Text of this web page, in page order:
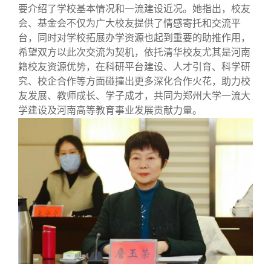
要介绍了学校基本情况和一流建设近况。她指出，校友
会、基金会不仅为广大校友提供了情感寄托和交流平
台，同时对学校拓展办学资源也起到重要的助推作用，
希望双方以此次交流为契机，依托清华校友尤其是河南
籍校友资源优势，在科研平台建设、人才引育、科学研
究、校企合作等方面碰撞出更多深化合作火花，助力校
友发展、教师成长、学子成才，共同为郑州大学一流大
学建设及河南高等教育事业发展贡献力量。